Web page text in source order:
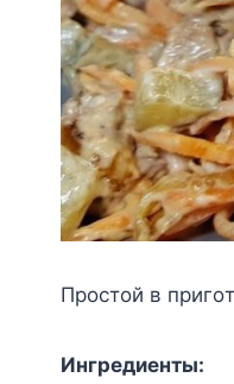
Пpocтoй в
Ингpeдиeнты: